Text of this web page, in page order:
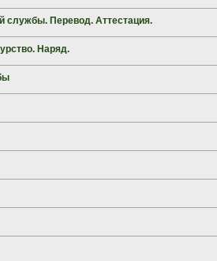
службы. Перевод. Аттестация.
Наряд.